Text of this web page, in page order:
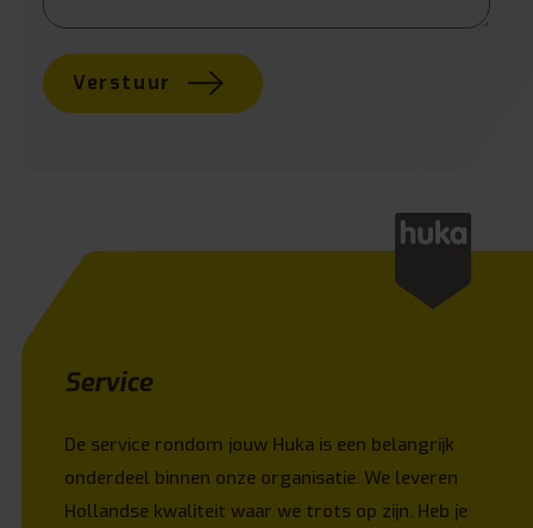
Verstuur
Service
De service rondom jouw Huka is een belangrijk
onderdeel binnen onze organisatie. We leveren
Hollandse kwaliteit waar we trots op zijn. Heb je